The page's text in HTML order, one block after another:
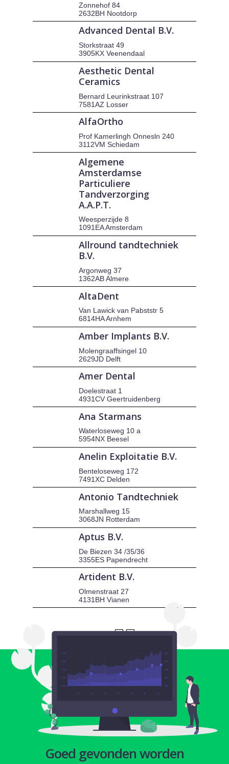
Zonnehof 84
2632BH Nootdorp
Advanced Dental B.V.
Storkstraat 49
3905KX Veenendaal
Aesthetic Dental
Ceramics
Bernard Leurinkstraat 107
7581AZ Losser
AlfaOrtho
Prof Kamerlingh Onnesln 240
3112VM Schiedam
Algemene
Amsterdamse
Particuliere
Tandverzorging
A.A.P.T.
Weesperzijde 8
1091EA Amsterdam
Allround tandtechniek
B.V.
Argonweg 37
1362AB Almere
AltaDent
Van Lawick van Pabststr 5
6814HA Arnhem
Amber Implants B.V.
Molengraaffsingel 10
2629JD Delft
Amer Dental
Doelestraat 1
4931CV Geertruidenberg
Ana Starmans
Waterloseweg 10 a
5954NX Beesel
Anelin Exploitatie B.V.
Benteloseweg 172
7491XC Delden
Antonio Tandtechniek
Marshallweg 15
3068JN Rotterdam
Aptus B.V.
De Biezen 34 /35/36
3355ES Papendrecht
Artident B.V.
Olmenstraat 27
4131BH Vianen
Goed gevonden worden